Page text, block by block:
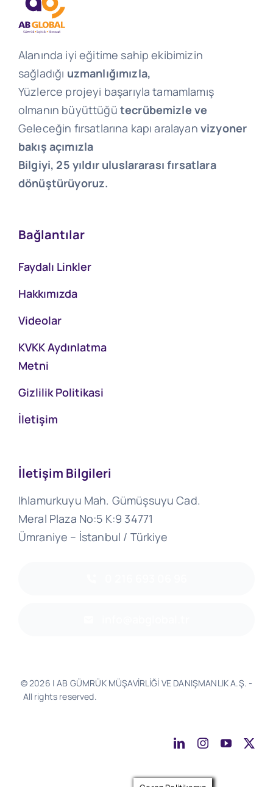
Alanında iyi eğitime sahip ekibimizin
sağladığı uzmanlığımızla,
Yüzlerce projeyi başarıyla tamamlamış
olmanın büyüttüğü tecrübemizle ve
Geleceğin fırsatlarına kapı aralayan vizyoner
bakış açımızla
Bilgiyi, 25 yıldır uluslararası fırsatlara
dönüştürüyoruz.
Bağlantılar
Faydalı Linkler
Hakkımızda
Videolar
KVKK Aydınlatma
Metni
Gizlilik Politikasi
İletişim
İletişim Bilgileri
Ihlamurkuyu Mah. Gümüşsuyu Cad.
Meral Plaza No:5 K:9 34771
Ümraniye – İstanbul / Türkiye
© 2026 | AB GÜMRÜK MÜŞAVİRLİĞİ VE DANIŞMANLIK A.Ş. -
All rights reserved.